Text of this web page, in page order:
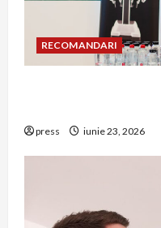
RECOMANDARI
press iunie 23, 2026